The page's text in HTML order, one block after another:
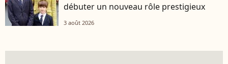
débuter un nouveau rôle prestigieux
3 août 2026